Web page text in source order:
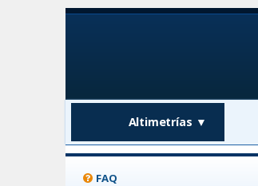
Altimetrías ▼
FAQ